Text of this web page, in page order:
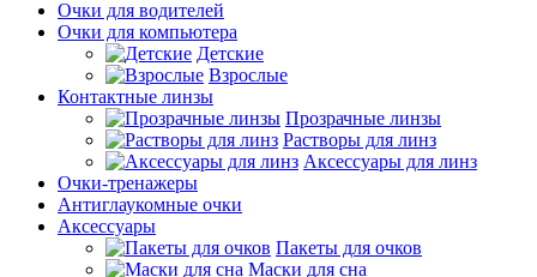
Очки для водителей
Очки для компьютера
Детские
Взрослые
Контактные линзы
Прозрачные линзы
Растворы для линз
Аксессуары для линз
Очки-тренажеры
Антиглаукомные очки
Аксессуары
Пакеты для очков
Маски для сна